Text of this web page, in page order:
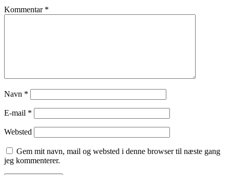
Kommentar *
Navn *
E-mail *
Websted
Gem mit navn, mail og websted i denne browser til næste gang
jeg kommenterer.